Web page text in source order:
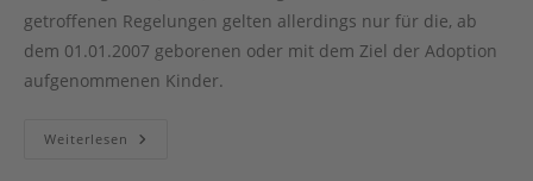
getroffenen Regelungen gelten allerdings nur für die, ab
dem 01.01.2007 geborenen oder mit dem Ziel der Adoption
aufgenommenen Kinder.
Weiterlesen Kinder